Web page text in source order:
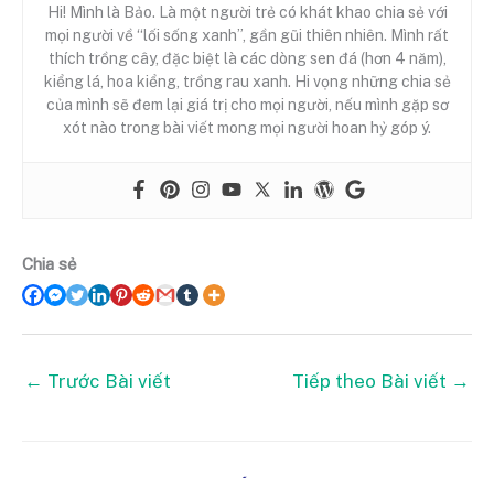
Hi! Mình là Bảo. Là một người trẻ có khát khao chia sẻ với
mọi người về “lối sống xanh”, gần gũi thiên nhiên. Mình rất
thích trồng cây, đặc biệt là các dòng sen đá (hơn 4 năm),
kiểng lá, hoa kiểng, trồng rau xanh. Hi vọng những chia sẻ
của mình sẽ đem lại giá trị cho mọi người, nếu mình gặp sơ
xót nào trong bài viết mong mọi người hoan hỷ góp ý.
Chia sẻ
← Trước Bài viết Tiếp theo Bài viết →